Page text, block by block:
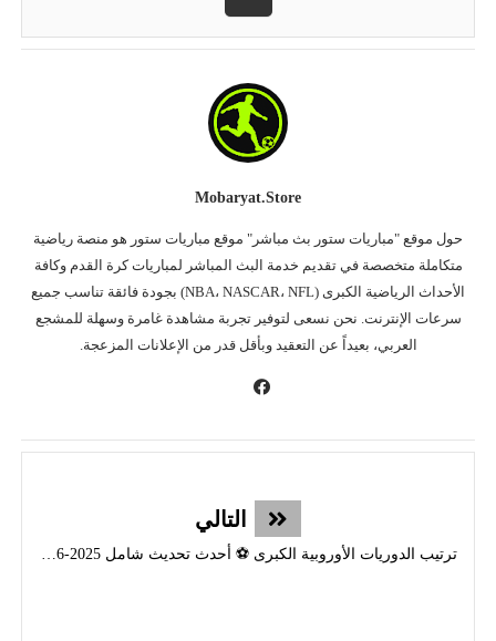
Mobaryat.store
حول موقع "مباريات ستور بث مباشر" موقع مباريات ستور هو منصة رياضية
متكاملة متخصصة في تقديم خدمة البث المباشر لمباريات كرة القدم وكافة
الأحداث الرياضية الكبرى (NBA، NASCAR، NFL) بجودة فائقة تناسب جميع
سرعات الإنترنت. نحن نسعى لتوفير تجربة مشاهدة غامرة وسهلة للمشجع
العربي، بعيداً عن التعقيد وبأقل قدر من الإعلانات المزعجة.
التالي
ترتيب الدوريات الأوروبية الكبرى ⚽ أحدث تحديث شامل 2025-2026